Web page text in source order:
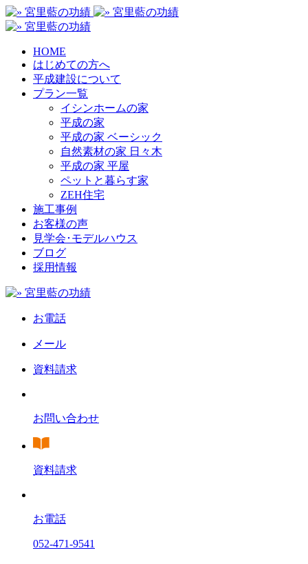
HOME
はじめての方へ
平成建設について
プラン一覧
イシンホームの家
平成の家
平成の家 ベーシック
自然素材の家 日々木
平成の家 平屋
ペットと暮らす家
ZEH住宅
施工事例
お客様の声
見学会･モデルハウス
ブログ
採用情報
お電話
メール
資料請求
お問い合わせ
資料請求
お電話
052-471-9541